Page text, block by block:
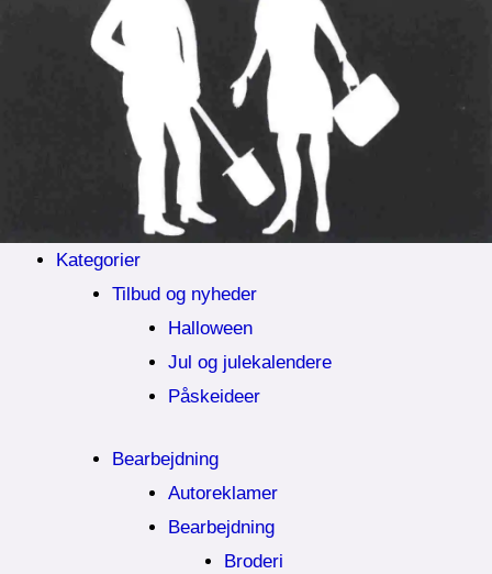
Kategorier
Tilbud og nyheder
Halloween
Jul og julekalendere
Påskeideer
Bearbejdning
Autoreklamer
Bearbejdning
Broderi